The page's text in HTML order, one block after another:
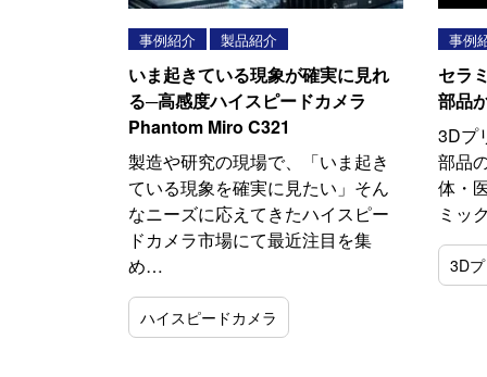
事例紹介 製品紹介
いま起きている現象が確実に見れ
る─高感度ハイスピードカメラ
Phantom Miro C321
製造や研究の現場で、「いま起き
ている現象を確実に見たい」そん
なニーズに応えてきたハイスピー
ドカメラ市場にて最近注目を集
め…
ハイスピードカメラ
事例
セラ
部品
3Dプ
部品
体・
ミッ
3D